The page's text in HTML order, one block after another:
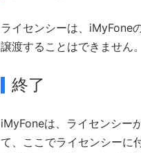
ライセンシーは、iMyFone
譲渡することはできません。
終了
iMyFoneは、ライセンシー
て、ここでライセンシーに